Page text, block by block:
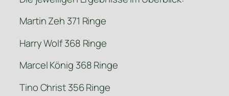
Martin Zeh 371 Ringe
Harry Wolf 368 Ringe
Marcel König 368 Ringe
Tino Christ 356 Ringe